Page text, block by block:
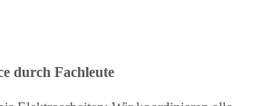
durch Fachleute